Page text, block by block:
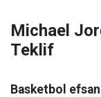
Michael
Teklif
Basketbol